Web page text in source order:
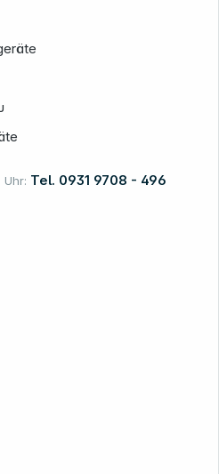
Uhr: Tel. 0931 9708 - 496